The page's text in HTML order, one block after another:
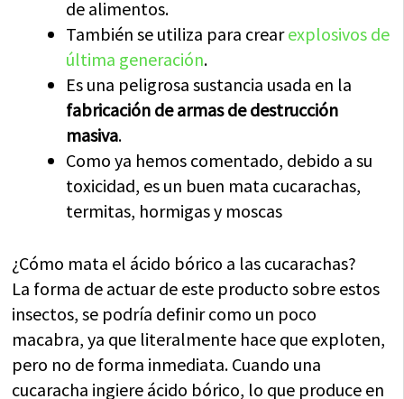
de alimentos.
También se utiliza para crearexplosivos de
última generación.
Es una peligrosa sustancia usada en la
fabricación de armas de destrucción
masiva.
Como ya hemos comentado, debido a su
toxicidad, es un buen mata cucarachas,
termitas, hormigas y moscas
¿Cómo mata el ácido bórico a las cucarachas?
La forma de actuar de este producto sobre estos
insectos, se podría definir como un poco
macabra, ya que literalmente hace que exploten,
pero no de forma inmediata. Cuando una
cucaracha ingiere ácido bórico, lo que produce en